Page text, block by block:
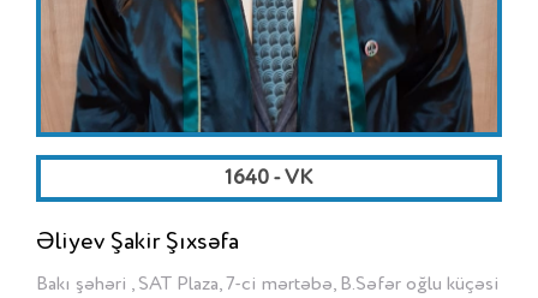
1640 - VK
Əliyev Şakir Şıxsəfa
Bakı şəhəri , SAT Plaza, 7-ci mərtəbə, B.Səfər oğlu küçəsi